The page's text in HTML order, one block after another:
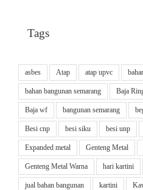
Tags
asbes Atap atap upvc
bahan bangunan semarang Baja
Baja wf bangunan semarang
Besi cnp besi siku besi unp
Expanded metal Genteng Metal
Genteng Metal Warna hari kartini
jual bahan bangunan kartini